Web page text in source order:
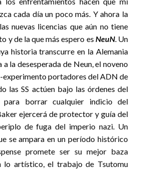
cada día un poco más. Y ahora la
nuevas licencias que aún no tiene
y de la que más espero es NeuN. Un
historia transcurre en la Alemania
a la desesperada de Neun, el noveno
experimento portadores del ADN de
las SS actúen bajo las órdenes del
para borrar cualquier indicio del
ejercerá de protector y guía del
de fuga del imperio nazi. Un
se ampara en un período histórico
promete ser su mejor baza
lo artístico, el trabajo de Tsutomu